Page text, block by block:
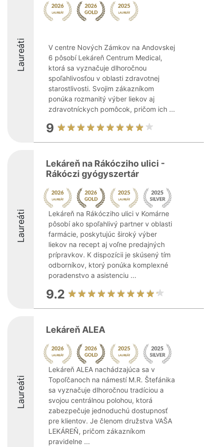
Laureáti
V centre Nových Zámkov na Andovskej
6 pôsobí Lekáreň Centrum Medical,
ktorá sa vyznačuje dlhoročnou
spoľahlivosťou v oblasti zdravotnej
starostlivosti. Svojim zákazníkom
ponúka rozmanitý výber liekov aj
zdravotníckych pomôcok, pričom ich ...
9
Laureáti
Lekáreň na Rákócziho ulici -
Rákóczi gyógyszertár
Lekáreň na Rákócziho ulici v Komárne
pôsobí ako spoľahlivý partner v oblasti
farmácie, poskytujúc široký výber
liekov na recept aj voľne predajných
prípravkov. K dispozícii je skúsený tím
odborníkov, ktorý ponúka komplexné
poradenstvo a asistenciu ...
9.2
Laureáti
Lekáreň ALEA
Lekáreň ALEA nachádzajúca sa v
Topoľčanoch na námestí M.R. Štefánika
sa vyznačuje dlhoročnou tradíciou a
svojou centrálnou polohou, ktorá
zabezpečuje jednoduchú dostupnosť
pre klientov. Je členom družstva VAŠA
LEKÁREŇ, pričom zákazníkom
pravidelne ...